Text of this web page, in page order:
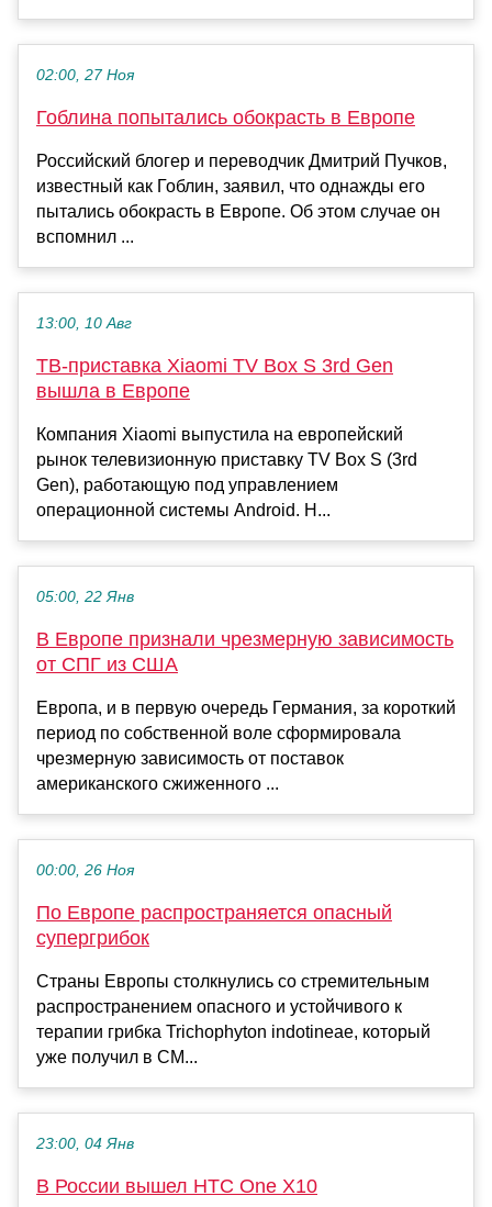
02:00, 27 Ноя
Гоблина попытались обокрасть в Европе
Российский блогер и переводчик Дмитрий Пучков,
известный как Гоблин, заявил, что однажды его
пытались обокрасть в Европе. Об этом случае он
вспомнил ...
13:00, 10 Авг
ТВ-приставка Xiaomi TV Box S 3rd Gen
вышла в Европе
Компания Xiaomi выпустила на европейский
рынок телевизионную приставку TV Box S (3rd
Gen), работающую под управлением
операционной системы Android. Н...
05:00, 22 Янв
В Европе признали чрезмерную зависимость
от СПГ из США
Европа, и в первую очередь Германия, за короткий
период по собственной воле сформировала
чрезмерную зависимость от поставок
американского сжиженного ...
00:00, 26 Ноя
По Европе распространяется опасный
супергрибок
Страны Европы столкнулись со стремительным
распространением опасного и устойчивого к
терапии грибка Trichophyton indotineae, который
уже получил в СМ...
23:00, 04 Янв
В России вышел HTC One X10